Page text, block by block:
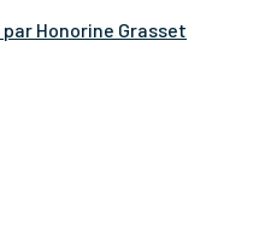
Honorine Grasset